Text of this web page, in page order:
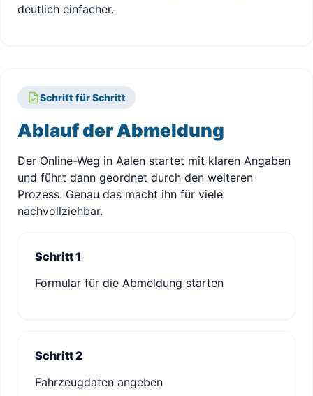
deutlich einfacher.
Schritt für Schritt
Ablauf der Abmeldung
Der Online-Weg in Aalen startet mit klaren Angaben
und führt dann geordnet durch den weiteren
Prozess. Genau das macht ihn für viele
nachvollziehbar.
Schritt 1
Formular für die Abmeldung starten
Schritt 2
Fahrzeugdaten angeben